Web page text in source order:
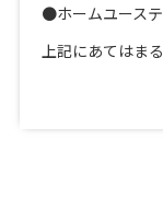
●ホームユース
上記にあてはま